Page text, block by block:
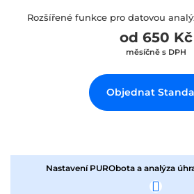
Rozšířené funkce pro datovou
od 650 Kč
měsíčně s DPH
Objednat
Nastavení PURObota a analýza